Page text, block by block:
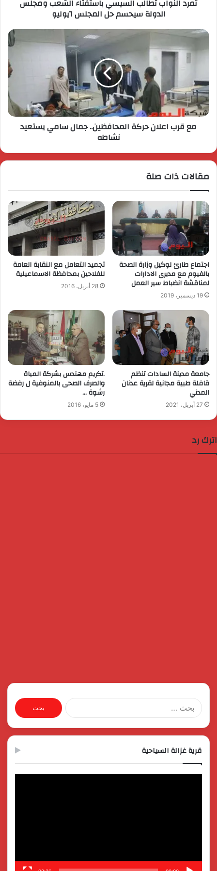
تمرد النواب تطالب السيسي باستفتاء الشعب ومجلس
الدولة سيحسم حل المجلس ٦يوليو
مع قرب اعلان حركة المحافظين.. جمال سامي يستعيد
نشاطه
مقالات ذات صلة
اجتماع طارئ لوكيل وزارة الصحة
بالفيوم مع مديرى الادارات
لمناقشة انضباط سير العمل
19 ديسمبر، 2019
تجميد التعامل مع النقابة العامة
للفلاحين بمحافظة الاسماعيلية
28 أبريل، 2016
جامعة مدينة السادات تنظم
قافلة طبية مجانية لقرية عدنان
المدني
27 أبريل، 2021
.تكريم مهندس بشركة المياة
والصرف الصحى بالمنوفية ل رفضة
رشوة …
5 مايو، 2016
اترك رد
البحث
عن:
قرية غزالة السياحية